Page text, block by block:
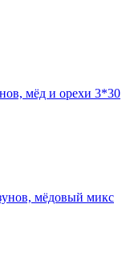
мёд и орехи 3*30
мёдовый микс